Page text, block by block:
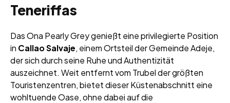
Teneriffas
Das Ona Pearly Grey genießt eine privilegierte Position
in Callao Salvaje, einem Ortsteil der Gemeinde Adeje,
der sich durch seine Ruhe und Authentizität
auszeichnet. Weit entfernt vom Trubel der größten
Touristenzentren, bietet dieser Küstenabschnitt eine
wohltuende Oase, ohne dabei auf die